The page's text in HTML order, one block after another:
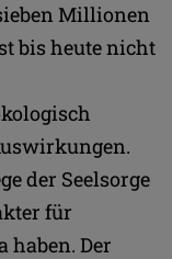
Millionen
bis heute nicht
der Seelsorge
für
haben. Der